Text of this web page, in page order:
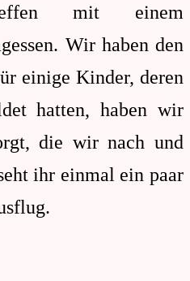
mit einem
Wir haben den
einige Kinder, deren
hatten, haben wir
die wir nach und
ihr einmal ein paar